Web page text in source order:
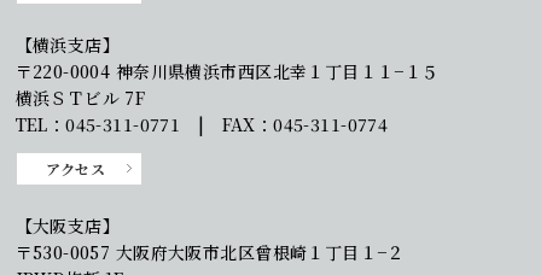
【横浜支店】
〒220-0004 神奈川県横浜市西区北幸１丁目１１−１５
横浜ＳＴビル 7F
TEL：045-311-0771 | FAX：045-311-0774
アクセス
【大阪支店】
〒530-0057 大阪府大阪市北区曾根崎１丁目１−２